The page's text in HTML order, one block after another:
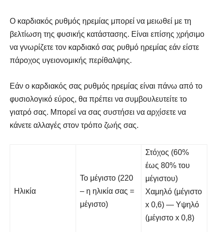
Ο καρδιακός ρυθμός ηρεμίας μπορεί να μειωθεί με τη
βελτίωση της φυσικής κατάστασης. Είναι επίσης χρήσιμο
να γνωρίζετε τον καρδιακό σας ρυθμό ηρεμίας εάν είστε
πάροχος υγειονομικής περίθαλψης.
Εάν ο καρδιακός σας ρυθμός ηρεμίας είναι πάνω από το
φυσιολογικό εύρος, θα πρέπει να συμβουλευτείτε το
γιατρό σας. Μπορεί να σας συστήσει να αρχίσετε να
κάνετε αλλαγές στον τρόπο ζωής σας.
Ηλικία
Το μέγιστο (220
– η ηλικία σας =
μέγιστο)
Στόχος (60%
έως 80% του
μέγιστου)
Χαμηλό (μέγιστο
x 0,6) — Υψηλό
(μέγιστο x 0,8)